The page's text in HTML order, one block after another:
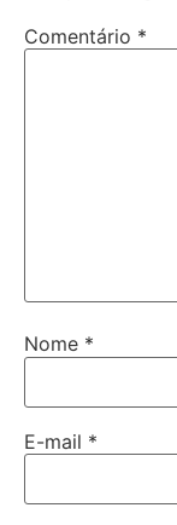
Comentário *
Nome *
E-mail *